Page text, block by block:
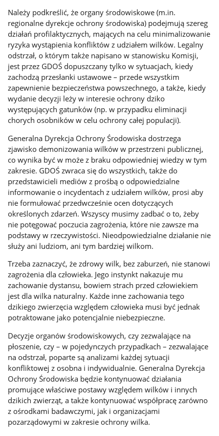
Należy podkreślić, że organy środowiskowe (m.in.
regionalne dyrekcje ochrony środowiska) podejmują szereg
działań profilaktycznych, mających na celu minimalizowanie
ryzyka wystąpienia konfliktów z udziałem wilków. Legalny
odstrzał, o którym także napisano w stanowisku Komisji,
jest przez GDOŚ dopuszczany tylko w sytuacjach, kiedy
zachodzą przesłanki ustawowe – przede wszystkim
zapewnienie bezpieczeństwa powszechnego, a także, kiedy
wydanie decyzji leży w interesie ochrony dziko
występujących gatunków (np. w przypadku eliminacji
chorych osobników w celu ochrony całej populacji).
Generalna Dyrekcja Ochrony Środowiska dostrzega
zjawisko demonizowania wilków w przestrzeni publicznej,
co wynika być w może z braku odpowiedniej wiedzy w tym
zakresie. GDOŚ zwraca się do wszystkich, także do
przedstawicieli mediów z prośbą o odpowiedzialne
informowanie o incydentach z udziałem wilków, prosi aby
nie formułować przedwcześnie ocen dotyczących
określonych zdarzeń. Wszyscy musimy zadbać o to, żeby
nie potęgować poczucia zagrożenia, które nie zawsze ma
podstawy w rzeczywistości. Nieodpowiedzialne działanie nie
służy ani ludziom, ani tym bardziej wilkom.
Trzeba zaznaczyć, że zdrowy wilk, bez zaburzeń, nie stanowi
zagrożenia dla człowieka. Jego instynkt nakazuje mu
zachowanie dystansu, bowiem strach przed człowiekiem
jest dla wilka naturalny. Każde inne zachowania tego
dzikiego zwierzęcia względem człowieka musi być jednak
potraktowane jako potencjalnie niebezpieczne.
Decyzje organów środowiskowych, czy zezwalające na
płoszenie, czy – w pojedynczych przypadkach – zezwalające
na odstrzał, poparte są analizami każdej sytuacji
konfliktowej z osobna i indywidualnie. Generalna Dyrekcja
Ochrony Środowiska będzie kontynuować działania
promujące właściwe postawy względem wilków i innych
dzikich zwierząt, a także kontynuować współpracę zarówno
z ośrodkami badawczymi, jak i organizacjami
pozarządowymi w zakresie ochrony wilka.